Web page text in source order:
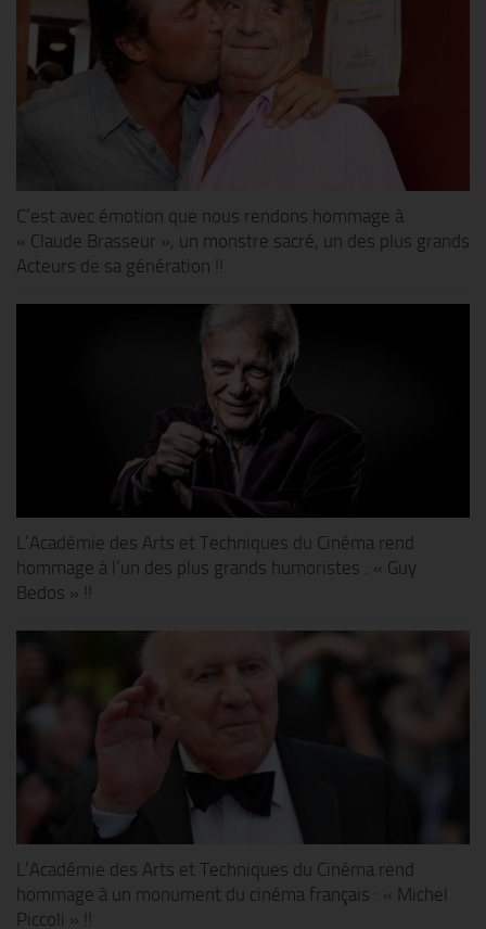
C’est avec émotion que nous rendons hommage à
« Claude Brasseur », un monstre sacré, un des plus grands
Acteurs de sa génération !!
L’Académie des Arts et Techniques du Cinéma rend
hommage à l’un des plus grands humoristes : « Guy
Bedos » !!
L’Académie des Arts et Techniques du Cinéma rend
hommage à un monument du cinéma français : « Michel
Piccoli » !!